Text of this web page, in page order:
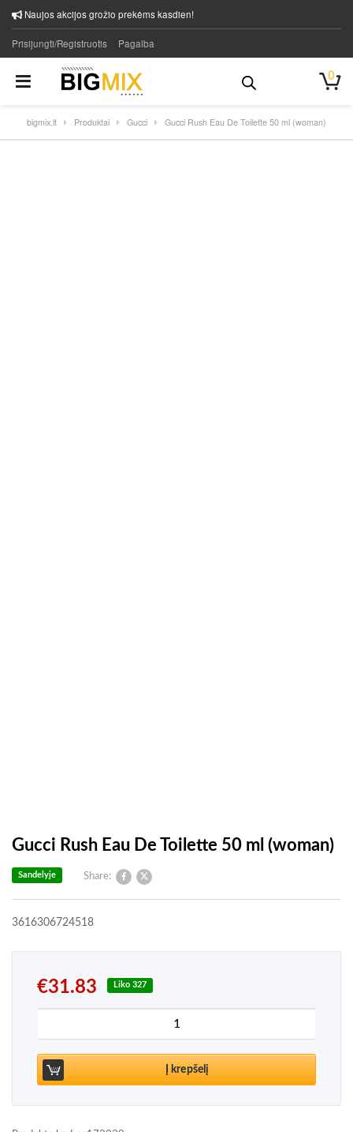
Naujos akcijos grožio prekėms kasdien!
Prisijungti/Registruotis Pagalba
0
bigmix.lt Produktai Gucci Gucci Rush Eau De Toilette 50 ml (woman)
Gucci Rush Eau De Toilette 50 ml (woman)
Share:
Sandelyje
3616306724518
€31.83 Liko 327
produkto kiekis: Gucci Rush Eau De Toilette 50 ml
Į krepšelį